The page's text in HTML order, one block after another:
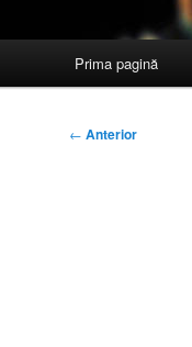
Prima pagină
Navigare
← Anterior